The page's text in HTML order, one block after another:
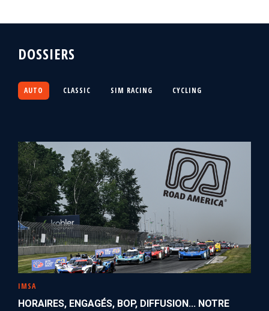
DOSSIERS
AUTO CLASSIC SIM RACING CYCLING
IMSA
HORAIRES, ENGAGÉS, BOP, DIFFUSION... NOTRE